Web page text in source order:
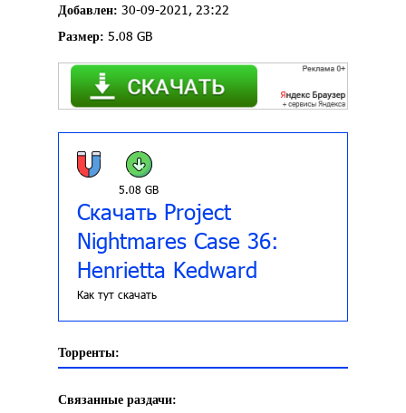
Добавлен: 30-09-2021, 23:22
Размер: 5.08 GB
5.08 GB
Скачать Project
Nightmares Case 36:
Henrietta Kedward
Как тут скачать
Торренты:
Связанные раздачи: